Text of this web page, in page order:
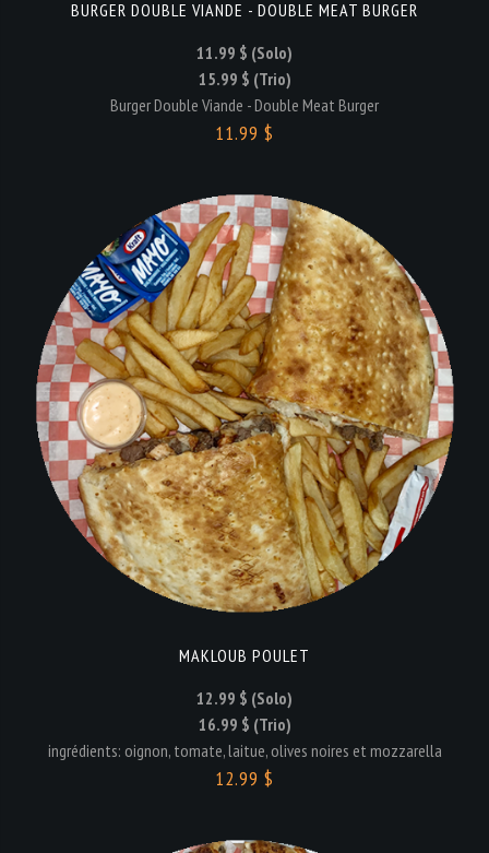
BURGER DOUBLE VIANDE - DOUBLE MEAT BURGER
11.99 $ (Solo)
15.99 $ (Trio)
Burger Double Viande - Double Meat Burger
11.99 $
MAKLOUB POULET
12.99 $ (Solo)
16.99 $ (Trio)
ingrédients: oignon, tomate, laitue, olives noires et mozzarella
12.99 $